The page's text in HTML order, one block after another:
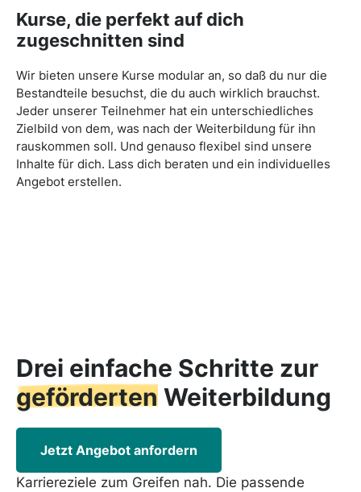
Kurse, die perfekt auf dich
zugeschnitten sind
Wir bieten unsere Kurse modular an, so daß du nur die
Bestandteile besuchst, die du auch wirklich brauchst.
Jeder unserer Teilnehmer hat ein unterschiedliches
Zielbild von dem, was nach der Weiterbildung für ihn
rauskommen soll. Und genauso flexibel sind unsere
Inhalte für dich. Lass dich beraten und ein individuelles
Angebot erstellen.
Drei einfache Schritte zur
gefördertenWeiterbildung
Jetzt Angebot anfordern
Karriereziele zum Greifen nah. Die passende